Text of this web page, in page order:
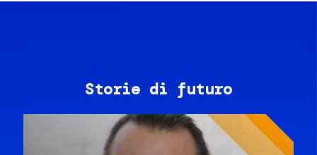
Storie di futuro